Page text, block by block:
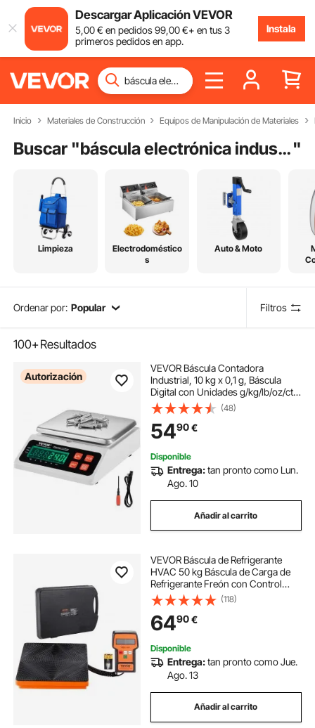
Descargar Aplicación VEVOR
5,00€ en pedidos99,00€+ en tus 3
primeros pedidos en app.
Instala
Inicio Materiales de Construcción Equipos de Manipulación de Materiales
Buscar " báscula electrónica industrial"
Limpieza
Electrodoméstico
s
Auto & Moto
Ordenar por: Popular Filtros
100+Resultados
Autorización
VEVOR Báscula Contadora
Industrial, 10 kg x 0,1 g, Báscula
Digital con Unidades g/kg/lb/oz/ct,
Báscula Electrónica de Gramos,
Báscula Contadora con pantalla
LED para Joyas, Monedas, Piezas,
Cocina
(48)
5490€
Disponible
Entrega:tan pronto como Lun.
Ago. 10
Añadir al carrito
VEVOR Báscula de Refrigerante
HVAC 50 kg Báscula de Carga de
Refrigerante Freón con Control
Remoto con Cable Báscula de Peso
de Recuperación Digital Electrónica
de Alta Precisión de 2 g con
Estuche
(118)
6490€
Disponible
Entrega:tan pronto como Jue.
Ago. 13
Añadir al carrito